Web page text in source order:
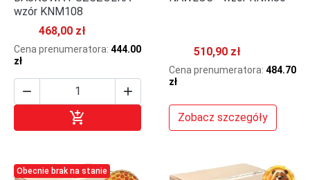
wzór KNM108
468,00 zł
Cena prenumeratora: 444.00
zł
 

510,90 zł
Cena prenumeratora: 484.70
zł
Zobacz szczegóły
Obecnie brak na stanie